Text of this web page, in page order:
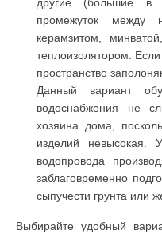
промежуток между
керамзитом,
теплоизолятором.
пространство
Данный вариант
водоснабжения не
хозяина дома,
изделий невысокая.
водопровода
заблаговременно
сыпучести грунта или
Выбирайте удобный